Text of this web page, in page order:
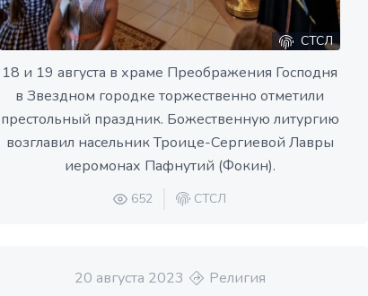
СТСЛ
18 и 19 августа в храме Преображения Господня
в Звездном городке торжественно отметили
престольный праздник. Божественную литургию
возглавил насельник Троице-Сергиевой Лавры
иеромонах Пафнутий (Фокин).
652 СТСЛ
20 августа 2023 Религия